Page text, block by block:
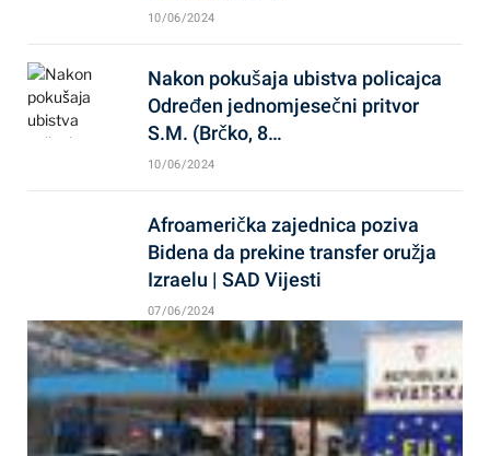
10/06/2024
Nakon pokušaja ubistva policajca
Određen jednomjesečni pritvor
S.M. (Brčko, 8…
10/06/2024
Afroamerička zajednica poziva
Bidena da prekine transfer oružja
Izraelu | SAD Vijesti
07/06/2024